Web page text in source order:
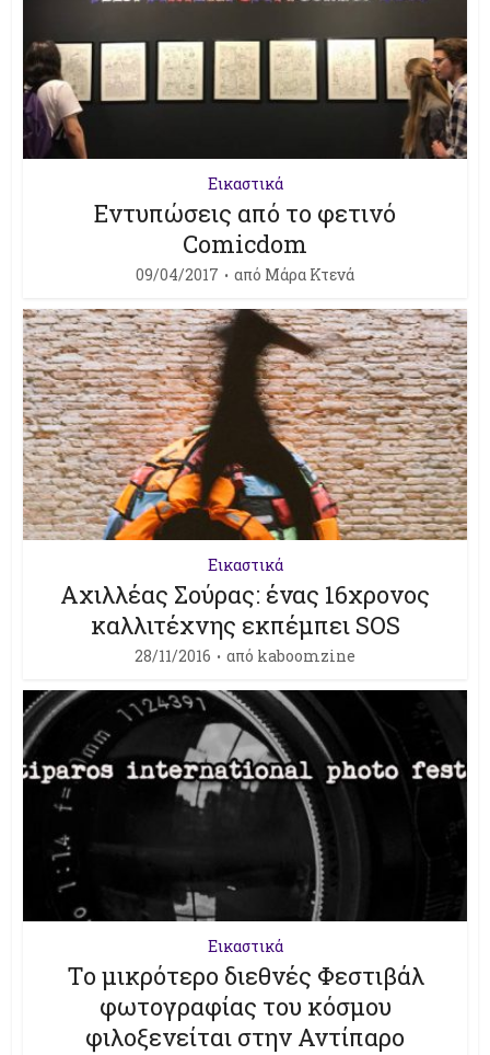
Εικαστικά
Εντυπώσεις από το φετινό
Comicdom
09/04/2017 από Μάρα Κτενά
Εικαστικά
Αχιλλέας Σούρας: ένας 16χρονος
καλλιτέχνης εκπέμπει SOS
28/11/2016 από kaboomzine
Εικαστικά
Το μικρότερο διεθνές Φεστιβάλ
φωτογραφίας του κόσμου
φιλοξενείται στην Αντίπαρο